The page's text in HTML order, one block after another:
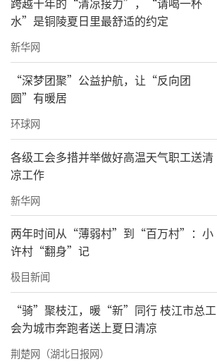
水”是铜陵夏日里最舒适的约定
新华网
“深梦团聚”公益护航，让“反向团
圆”有暖居
环球网
各级工会多措并举做好高温天气职工送清
凉工作
新华网
两年时间从“薄弱村”到“百万村”：小
许村“翻身”记
极目新闻
“骑”聚枝江，暖“新”同行 枝江市总工
会为城市奔跑者送上夏日清凉
荆楚网（湖北日报网）